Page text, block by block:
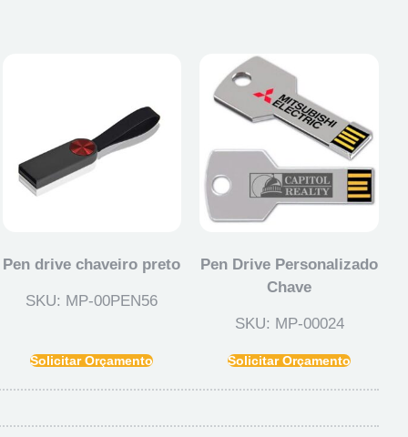
Pen drive chaveiro preto
SKU: MP-00PEN56
Solicitar Orçamento
Pen Drive Personalizado
Chave
SKU: MP-00024
Solicitar Orçamento